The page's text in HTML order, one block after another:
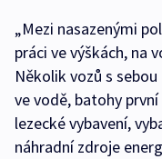
„Mezi nasazenými
práci ve výškách, na
Několik vozů s
ve vodě, batohy
lezecké vybavení,
náhradní zdroje